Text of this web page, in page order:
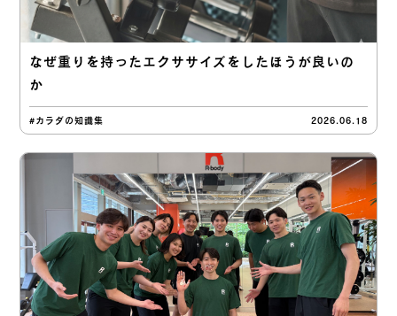
なぜ重りを持ったエクササイズをしたほうが良いの
か
#カラダの知識集 2026.06.18